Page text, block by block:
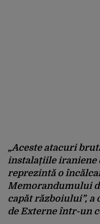
„Aceste atacuri
instalațiile iraniene
reprezintă o
Memorandumului
capăt războiului”,
de Externe într-un